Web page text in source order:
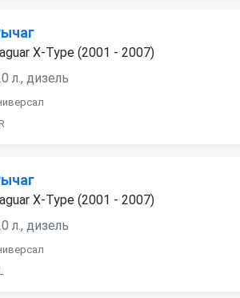
X-Type (2001 - 2007)
л., дизель
X-Type (2001 - 2007)
л., дизель